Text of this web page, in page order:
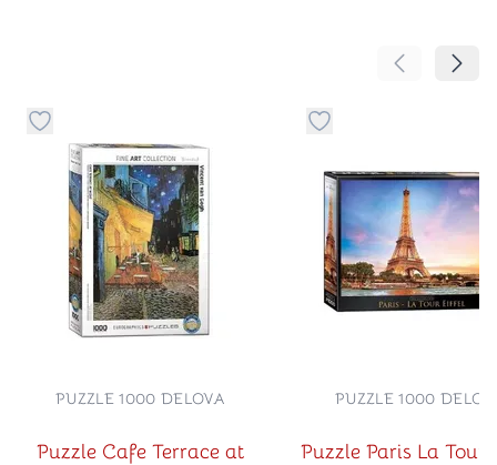
Pomeranje
Dugme za dodavanje stvari u kategoriju omiljeno
Puzzle Cafe Terrace at
PUZZLE 1000 DELOVA
Dugme za dodavanje
Puzzle Paris La Tour
PUZZLE 1000